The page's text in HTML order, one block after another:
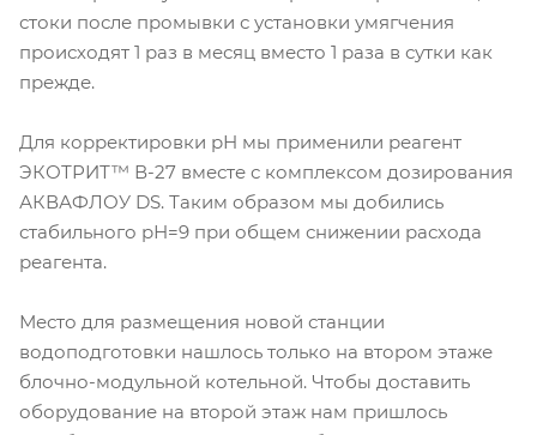
стоки после промывки с установки умягчения
происходят 1 раз в месяц вместо 1 раза в сутки как
прежде.
Для корректировки рН мы применили реагент
ЭКОТРИТ™ В-27 вместе с комплексом дозирования
АКВАФЛОУ DS. Таким образом мы добились
стабильного рН=9 при общем снижении расхода
реагента.
Место для размещения новой станции
водоподготовки нашлось только на втором этаже
блочно-модульной котельной. Чтобы доставить
оборудование на второй этаж нам пришлось